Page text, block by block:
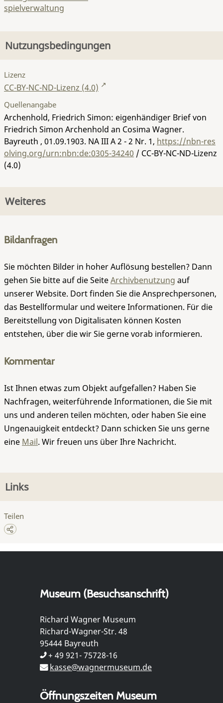
spielverwaltung
Nutzungsbedingungen
Lizenz
CC-BY-NC-ND-Lizenz (4.0)
Quellenangabe
Archenhold, Friedrich Simon: eigenhändiger Brief von
Friedrich Simon Archenhold an Cosima Wagner.
Bayreuth , 01.09.1903. NA III A 2 - 2 Nr. 1, https://nbn-res
olving.org/urn:nbn:de:0305-34240 / CC-BY-NC-ND-Lizenz
(4.0)
Weiteres
Bildanfragen
Sie möchten Bilder in hoher Auflösung bestellen? Dann
gehen Sie bitte auf die SeiteArchivbenutzung auf
unserer Website. Dort finden Sie die Ansprechpersonen,
das Bestellformular und weitere Informationen. Für die
Bereitstellung von Digitalisaten können Kosten
entstehen, über die wir Sie gerne vorab informieren.
Kommentar
Ist Ihnen etwas zum Objekt aufgefallen? Haben Sie
Nachfragen, weiterführende Informationen, die Sie mit
uns und anderen teilen möchten, oder haben Sie eine
Ungenauigkeit entdeckt? Dann schicken Sie uns gerne
eine Mail. Wir freuen uns über Ihre Nachricht.
Links
Teilen
Museum (Besuchsanschrift)
Richard Wagner Museum
Richard-Wagner-Str. 48
95444 Bayreuth
+ 49 921- 75728-16
kasse@wagnermuseum.de
Öffnungszeiten Museum